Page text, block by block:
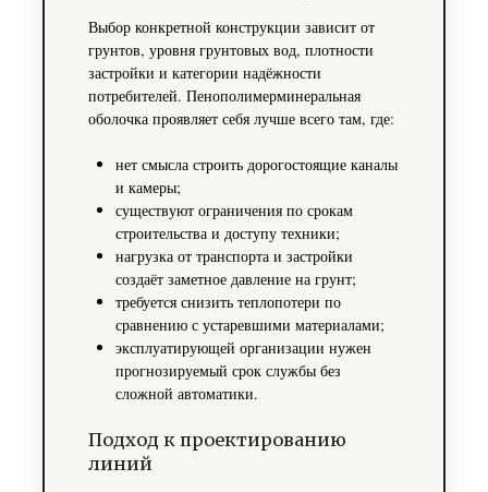
Выбор конкретной конструкции зависит от
грунтов, уровня грунтовых вод, плотности
застройки и категории надёжности
потребителей. Пенополимерминеральная
оболочка проявляет себя лучше всего там, где:
нет смысла строить дорогостоящие каналы
и камеры;
существуют ограничения по срокам
строительства и доступу техники;
нагрузка от транспорта и застройки
создаёт заметное давление на грунт;
требуется снизить теплопотери по
сравнению с устаревшими материалами;
эксплуатирующей организации нужен
прогнозируемый срок службы без
сложной автоматики.
Подход к проектированию
линий